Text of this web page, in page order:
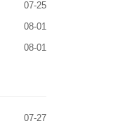
07-25
08-01
08-01
07-27